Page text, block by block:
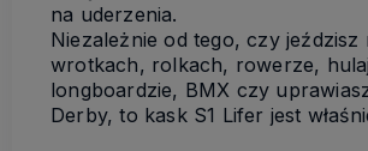
na uderzenia.
Niezależnie od tego, czy jeździsz
wrotkach, rolkach, rowerze,
longboardzie, BMX czy
Derby, to kask S1 Lifer jest